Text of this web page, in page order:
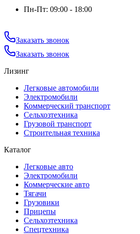
Пн-Пт: 09:00 - 18:00
Заказать звонок
Заказать звонок
Лизинг
Легковые автомобили
Электромобили
Коммерческий транспорт
Сельхозтехника
Грузовой транспорт
Строительная техника
Каталог
Легковые авто
Электромобили
Коммерческие авто
Тягачи
Грузовики
Прицепы
Сельхозтехника
Спецтехника